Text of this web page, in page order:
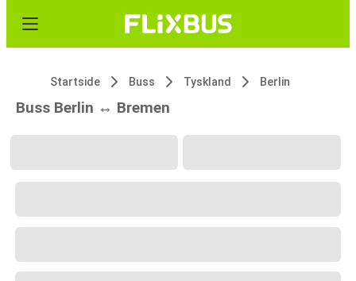
Startside Buss Tyskland Berlin
Buss Berlin ↔ Bremen